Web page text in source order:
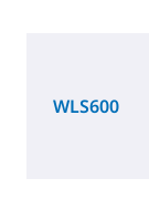
WLS600